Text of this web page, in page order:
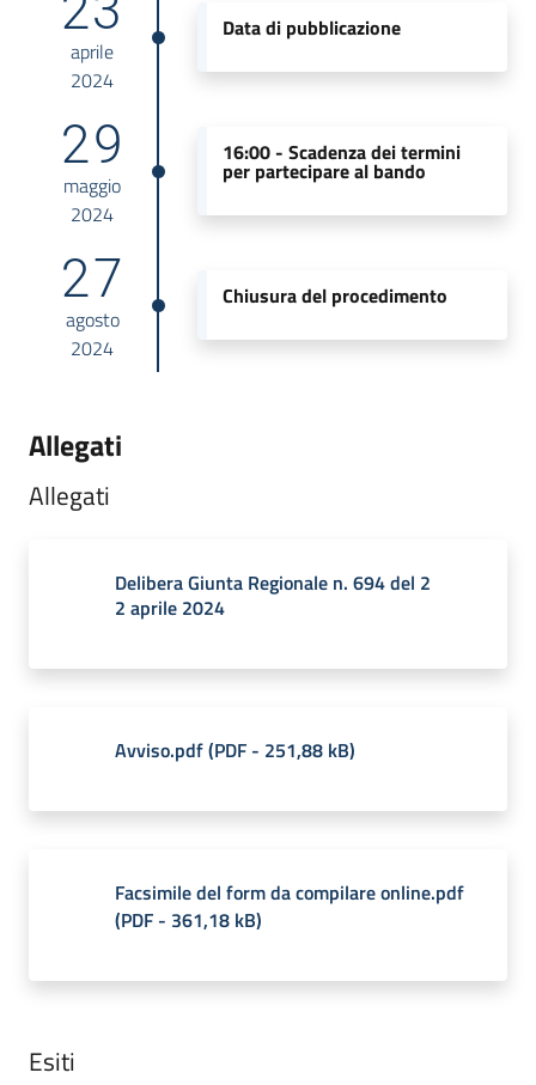
aprile
2024
Data di pubblicazione
29
maggio
2024
16:00 - Scadenza dei termini
per partecipare al bando
27
agosto
2024
Chiusura del procedimento
Allegati
Allegati
Delibera Giunta Regionale n. 694 del 2
2 aprile 2024
Avviso.pdf(PDF - 251,88 kB)
Facsimile del form da compilare online.pdf
(PDF - 361,18 kB)
Esiti